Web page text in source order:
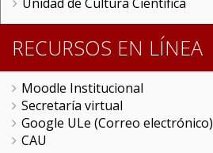
RECURSOS EN LÍNEA
Moodle Institucional
Secretaría virtual
Google ULe (Correo electrónico)
CAU